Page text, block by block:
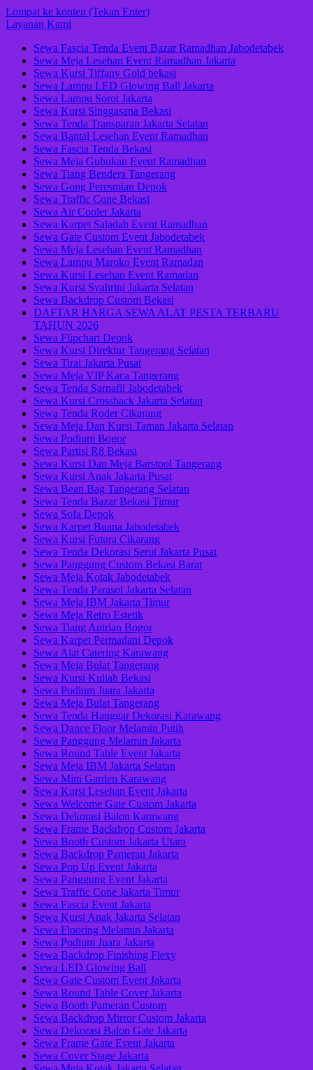
Lompat ke konten (Tekan Enter)
Layanan Kami
Sewa Fascia Tenda Event Bazar Ramadhan Jabodetabek
Sewa Meja Lesehan Event Ramadhan Jakarta
Sewa Kursi Tiffany Gold bekasi
Sewa Lampu LED Glowing Ball Jakarta
Sewa Lampu Sorot Jakarta
Sewa Kursi Singgasana Bekasi
Sewa Tenda Transparan Jakarta Selatan
Sewa Bantal Lesehan Event Ramadhan
Sewa Fascia Tenda Bekasi
Sewa Meja Gubukan Event Ramadhan
Sewa Tiang Bendera Tangerang
Sewa Gong Peresmian Depok
Sewa Traffic Cone Bekasi
Sewa Air Cooler Jakarta
Sewa Karpet Sajadah Event Ramadhan
Sewa Gate Custom Event Jabodetabek
Sewa Meja Lesehan Event Ramadhan
Sewa Lampu Maroko Event Ramadan
Sewa Kursi Lesehan Event Ramadan
Sewa Kursi Syahrini Jakarta Selatan
Sewa Backdrop Custom Bekasi
DAFTAR HARGA SEWA ALAT PESTA TERBARU
TAHUN 2026
Sewa Flipchart Depok
Sewa Kursi Direktur Tangerang Selatan
Sewa Tirai Jakarta Pusat
Sewa Meja VIP Kaca Tangerang
Sewa Tenda Sarnafil Jabodetabek
Sewa Kursi Crossback Jakarta Selatan
Sewa Tenda Roder Cikarang
Sewa Meja Dan Kursi Taman Jakarta Selatan
Sewa Podium Bogor
Sewa Partisi R8 Bekasi
Sewa Kursi Dan Meja Barstool Tangerang
Sewa Kursi Anak Jakarta Pusat
Sewa Bean Bag Tangerang Selatan
Sewa Tenda Bazar Bekasi Timur
Sewa Sofa Depok
Sewa Karpet Buana Jabodetabek
Sewa Kursi Futura Cikarang
Sewa Tenda Dekorasi Serut Jakarta Pusat
Sewa Panggung Custom Bekasi Barat
Sewa Meja Kotak Jabodetabek
Sewa Tenda Parasol Jakarta Selatan
Sewa Meja IBM Jakarta Timur
Sewa Meja Retro Estetik
Sewa Tiang Antrian Bogor
Sewa Karpet Permadani Depok
Sewa Alat Catering Karawang
Sewa Meja Bulat Tangerang
Sewa Kursi Kuliah Bekasi
Sewa Podium Juara Jakarta
Sewa Meja Bulat Tangerang
Sewa Tenda Hanggar Dekorasi Karawang
Sewa Dance Floor Melamin Putih
Sewa Panggung Melamin Jakarta
Sewa Round Table Event Jakarta
Sewa Meja IBM Jakarta Selatan
Sewa Mini Garden Karawang
Sewa Kursi Lesehan Event Jakarta
Sewa Welcome Gate Custom Jakarta
Sewa Dekorasi Balon Karawang
Sewa Frame Backdrop Custom Jakarta
Sewa Booth Custom Jakarta Utara
Sewa Backdrop Pameran Jakarta
Sewa Pop Up Event Jakarta
Sewa Panggung Event Jakarta
Sewa Traffic Cone Jakarta Timur
Sewa Fascia Event Jakarta
Sewa Kursi Anak Jakarta Selatan
Sewa Flooring Melamin Jakarta
Sewa Podium Juara Jakarta
Sewa Backdrop Finishing Flexy
Sewa LED Glowing Ball
Sewa Gate Custom Event Jakarta
Sewa Round Table Cover Jakarta
Sewa Booth Pameran Custom
Sewa Backdrop Mirror Custom Jakarta
Sewa Dekorasi Balon Gate Jakarta
Sewa Frame Gate Event Jakarta
Sewa Cover Stage Jakarta